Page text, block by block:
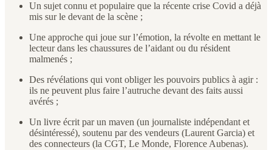
Un sujet connu et populaire que la récente crise Covid a déjà
mis sur le devant de la scène ;
Une approche qui joue sur l’émotion, la révolte en mettant le
lecteur dans les chaussures de l’aidant ou du résident
malmenés ;
Des révélations qui vont obliger les pouvoirs publics à agir :
ils ne peuvent plus faire l’autruche devant des faits aussi
avérés ;
Un livre écrit par un maven (un journaliste indépendant et
désintéressé), soutenu par des vendeurs (Laurent Garcia) et
des connecteurs (la CGT, Le Monde, Florence Aubenas).